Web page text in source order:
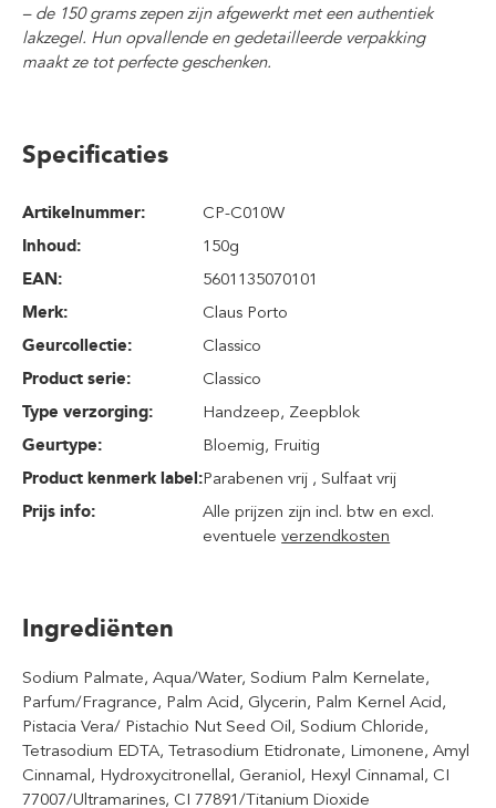
– de 150 grams zepen zijn afgewerkt met een authentiek
lakzegel. Hun opvallende en gedetailleerde verpakking
maakt ze tot perfecte geschenken.
Specificaties
Artikelnummer:
CP-C010W
Inhoud:
150g
EAN:
5601135070101
Merk:
Claus Porto
Geurcollectie:
Classico
Product serie:
Classico
Type verzorging:
Handzeep, Zeepblok
Geurtype:
Bloemig, Fruitig
Product kenmerk label:Parabenen vrij , Sulfaat vrij
Prijs info:
Alle prijzen zijn incl. btw en excl.
eventueleverzendkosten
Ingrediënten
Sodium Palmate, Aqua/Water, Sodium Palm Kernelate,
Parfum/Fragrance, Palm Acid, Glycerin, Palm Kernel Acid,
Pistacia Vera/ Pistachio Nut Seed Oil, Sodium Chloride,
Tetrasodium EDTA, Tetrasodium Etidronate, Limonene, Amyl
Cinnamal, Hydroxycitronellal, Geraniol, Hexyl Cinnamal, CI
77007/Ultramarines, CI 77891/Titanium Dioxide